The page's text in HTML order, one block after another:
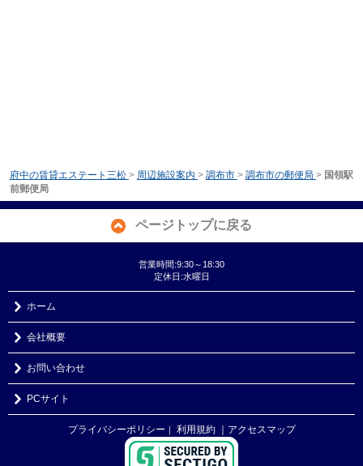
府中の賃貸エステート三松 > 周辺施設案内 > 調布市 > 調布市の郵便局 > 国領駅
前郵便局
ページトップに戻る
営業時間:9:30～18:30
定休日:水曜日
ホーム
会社概要
お問い合わせ
PCサイト
プライバシーポリシー ｜ 利用規約 ｜アクセスマップ